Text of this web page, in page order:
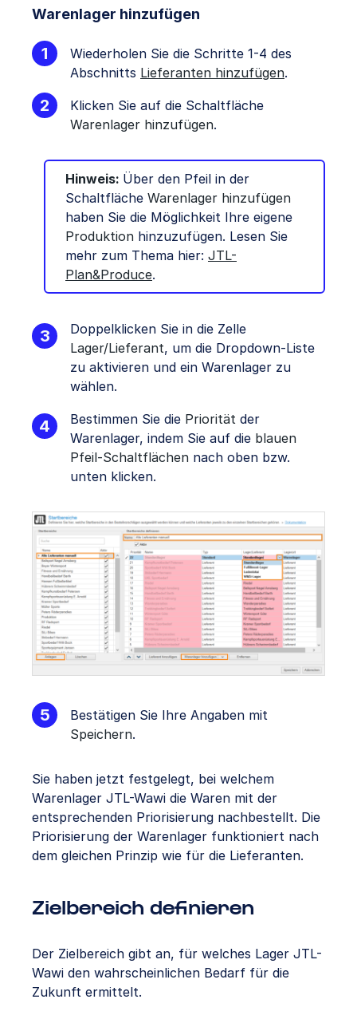
Warenlager hinzufügen
Wiederholen Sie die Schritte 1-4 des
Abschnitts Lieferanten hinzufügen.
Klicken Sie auf die Schaltfläche
Warenlager hinzufügen.
Hinweis: Über den Pfeil in der
Schaltfläche Warenlager hinzufügen
haben Sie die Möglichkeit Ihre eigene
Produktion hinzuzufügen. Lesen Sie
mehr zum Thema hier: JTL-
Plan&Produce.
Doppelklicken Sie in die Zelle
Lager/Lieferant, um die Dropdown-Liste
zu aktivieren und ein Warenlager zu
wählen.
Bestimmen Sie die Priorität der
Warenlager, indem Sie auf die blauen
Pfeil-Schaltflächen nach oben bzw.
unten klicken.
Bestätigen Sie Ihre Angaben mit
Speichern.
Sie haben jetzt festgelegt, bei welchem
Warenlager JTL-Wawi die Waren mit der
entsprechenden Priorisierung nachbestellt. Die
Priorisierung der Warenlager funktioniert nach
dem gleichen Prinzip wie für die Lieferanten.
Zielbereich definieren
Der Zielbereich gibt an, für welches Lager JTL-
Wawi den wahrscheinlichen Bedarf für die
Zukunft ermittelt.